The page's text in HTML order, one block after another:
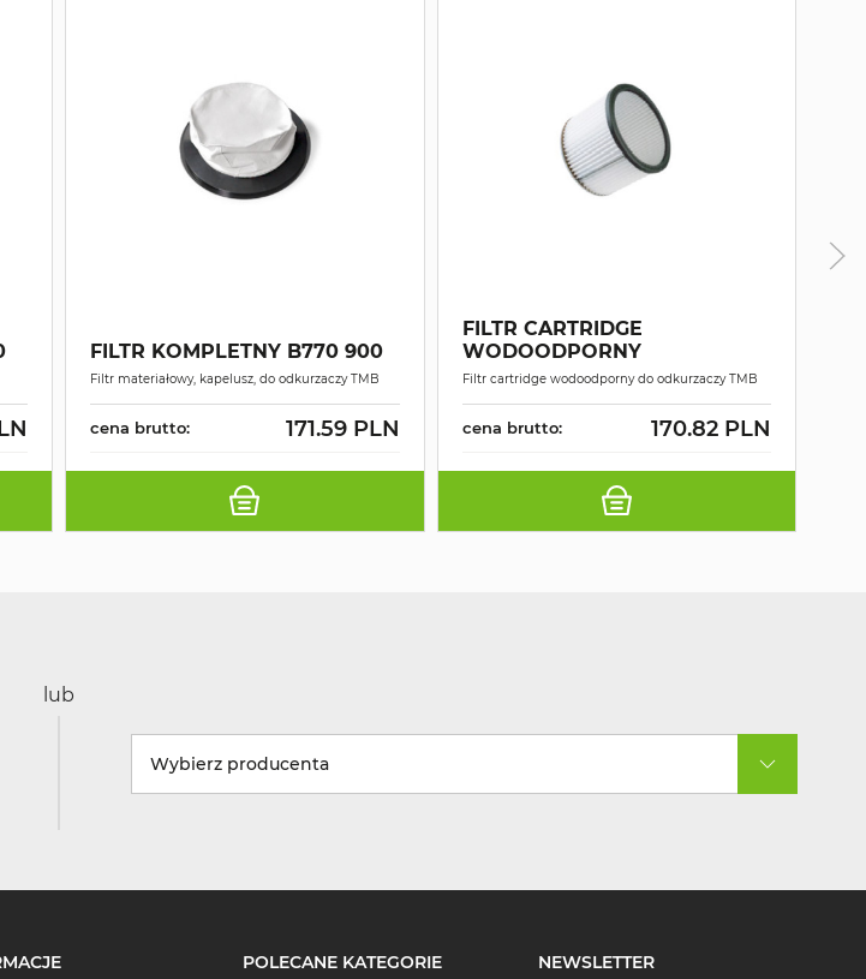
FILTR KOMPLETNY B770 900
Filtr materiałowy, kapelusz, do odkurzaczy TMB
cena brutto: 171.59 PLN
FILTR CARTRIDGE
WODOODPORNY
Filtr cartridge wodoodporny do odkurzaczy TMB
cena brutto: 170.82 PLN
lub
Wybierz producenta
POLECANE KATEGORIE NEWSLETTER